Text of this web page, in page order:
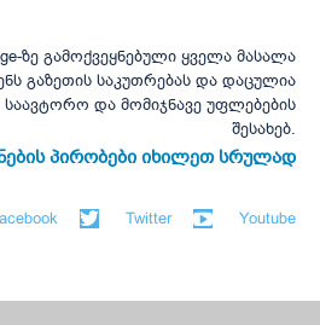
ზე გამოქვეყნებული ყველა მასალა
გაზეთის საკუთრებას და დაცულია
და მომიჯნავე უფლებების
შესახებ.
პირობები იხილეთ სრულად
Twitter Youtube